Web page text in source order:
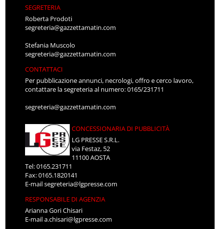
SEGRETERIA
Roberta Prodoti
segreteria@gazzettamatin.com
Stefania Muscolo
segreteria@gazzettamatin.com
CONTATTACI
Per pubblicazione annunci, necrologi, offro e cerco lavoro,
contattare la segreteria al numero: 0165/231711
segreteria@gazzettamatin.com
CONCESSIONARIA DI PUBBLICITÀ
LG PRESSE S.R.L.
via Festaz, 52
11100 AOSTA
Tel: 0165.231711
Fax: 0165.1820141
E-mailsegreteria@lgpresse.com
RESPONSABILE DI AGENZIA
Arianna Gori Chisari
E-maila.chisari@lgpresse.com